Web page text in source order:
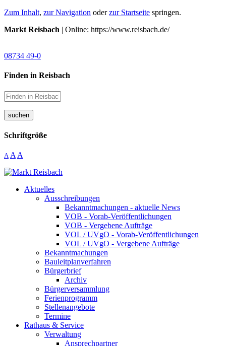
Zum Inhalt, zur Navigation oderzur Startseite springen.
Markt Reisbach | Online: https://www.reisbach.de/
08734 49-0
Finden in Reisbach
suchen
Schriftgröße
A A A
Aktuelles
Ausschreibungen
Bekanntmachungen - aktuelle News
VOB - Vorab-Veröffentlichungen
VOB - Vergebene Aufträge
VOL / UVgO - Vorab-Veröffentlichungen
VOL / UVgO - Vergebene Aufträge
Bekanntmachungen
Bauleitplanverfahren
Bürgerbrief
Archiv
Bürgerversammlung
Ferienprogramm
Stellenangebote
Termine
Rathaus & Service
Verwaltung
Ansprechpartner